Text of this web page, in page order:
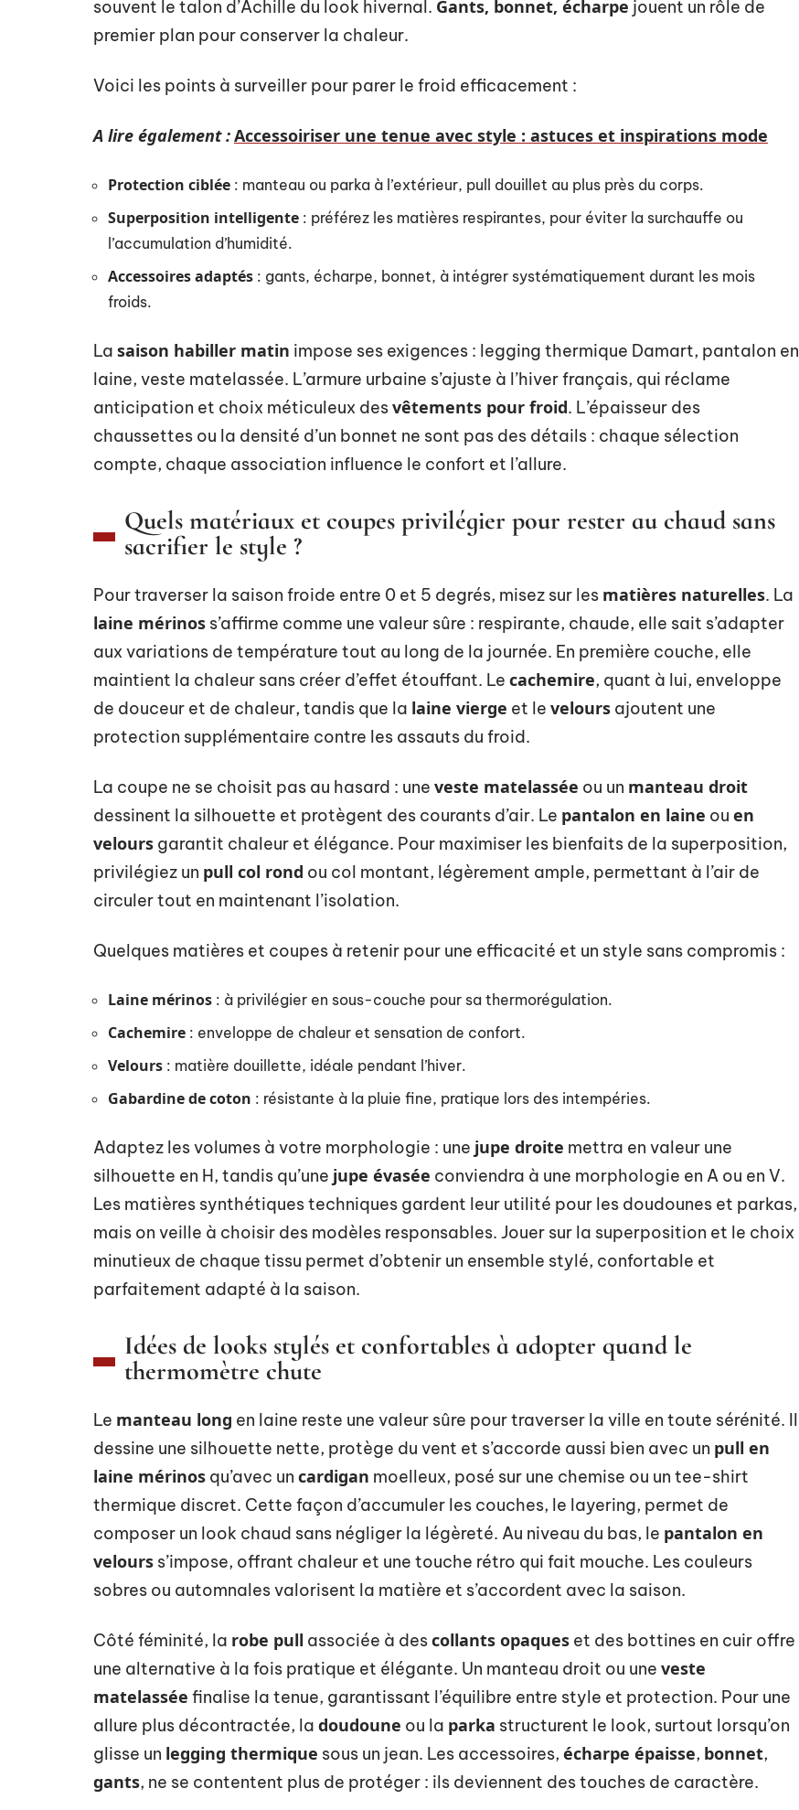
souvent le talon d’Achille du look hivernal. Gants, bonnet, écharpe jouent un rôle de
premier plan pour conserver la chaleur.
Voici les points à surveiller pour parer le froid efficacement :
A lire également :Accessoiriser une tenue avec style : astuces et inspirations mode
Protection ciblée : manteau ou parka à l’extérieur, pull douillet au plus près du corps.
Superposition intelligente : préférez les matières respirantes, pour éviter la surchauffe ou
l’accumulation d’humidité.
Accessoires adaptés : gants, écharpe, bonnet, à intégrer systématiquement durant les mois
froids.
La saison habiller matin impose ses exigences : legging thermique Damart, pantalon en
laine, veste matelassée. L’armure urbaine s’ajuste à l’hiver français, qui réclame
anticipation et choix méticuleux desvêtements pour froid. L’épaisseur des
chaussettes ou la densité d’un bonnet ne sont pas des détails : chaque sélection
compte, chaque association influence le confort et l’allure.
Quels matériaux et coupes privilégier pour rester au chaud sans
sacrifier le style ?
Pour traverser la saison froide entre 0 et 5 degrés, misez sur les matières naturelles. La
laine mérinos s’affirme comme une valeur sûre : respirante, chaude, elle sait s’adapter
aux variations de température tout au long de la journée. En première couche, elle
maintient la chaleur sans créer d’effet étouffant. Le cachemire, quant à lui, enveloppe
de douceur et de chaleur, tandis que la laine vierge et le velours ajoutent une
protection supplémentaire contre les assauts du froid.
La coupe ne se choisit pas au hasard : une veste matelassée ou un manteau droit
dessinent la silhouette et protègent des courants d’air. Le pantalon en laine ou en
velours garantit chaleur et élégance. Pour maximiser les bienfaits de la superposition,
privilégiez un pull col rond ou col montant, légèrement ample, permettant à l’air de
circuler tout en maintenant l’isolation.
Quelques matières et coupes à retenir pour une efficacité et un style sans compromis :
Laine mérinos : à privilégier en sous-couche pour sa thermorégulation.
Cachemire : enveloppe de chaleur et sensation de confort.
Velours : matière douillette, idéale pendant l’hiver.
Gabardine de coton : résistante à la pluie fine, pratique lors des intempéries.
Adaptez les volumes à votre morphologie : une jupe droite mettra en valeur une
silhouette en H, tandis qu’une jupe évasée conviendra à une morphologie en A ou en V.
Les matières synthétiques techniques gardent leur utilité pour les doudounes et parkas,
mais on veille à choisir des modèles responsables. Jouer sur la superposition et le choix
minutieux de chaque tissu permet d’obtenir un ensemble stylé, confortable et
parfaitement adapté à la saison.
Idées de looks stylés et confortables à adopter quand le
thermomètre chute
Le manteau long en laine reste une valeur sûre pour traverser la ville en toute sérénité. Il
dessine une silhouette nette, protège du vent et s’accorde aussi bien avec un pull en
laine mérinos qu’avec un cardigan moelleux, posé sur une chemise ou un tee-shirt
thermique discret. Cette façon d’accumuler les couches, le layering, permet de
composer un look chaud sans négliger la légèreté. Au niveau du bas, le pantalon en
velours s’impose, offrant chaleur et une touche rétro qui fait mouche. Les couleurs
sobres ou automnales valorisent la matière et s’accordent avec la saison.
Côté féminité, la robe pull associée à descollants opaques et des bottines en cuir offre
une alternative à la fois pratique et élégante. Un manteau droit ou une veste
matelassée finalise la tenue, garantissant l’équilibre entre style et protection. Pour une
allure plus décontractée, la doudoune ou la parka structurent le look, surtout lorsqu’on
glisse un legging thermique sous un jean. Les accessoires, écharpe épaisse, bonnet,
gants, ne se contentent plus de protéger : ils deviennent des touches de caractère.